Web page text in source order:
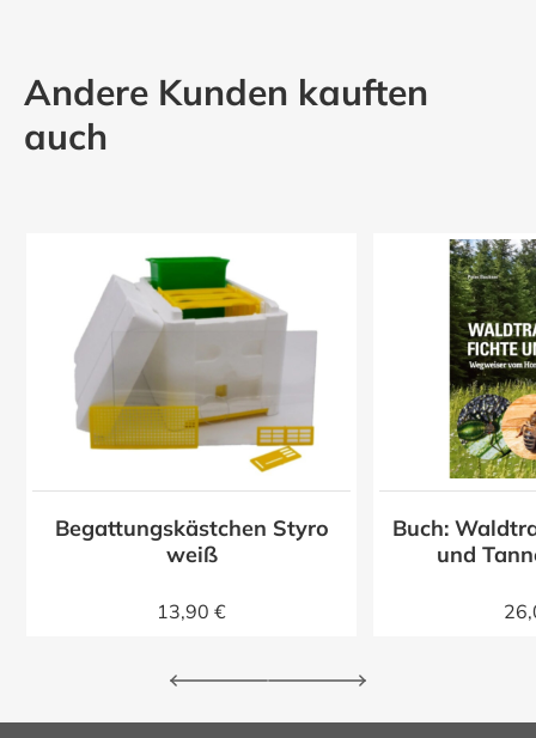
Andere Kunden kauften
auch
Begattungskästchen Styro
weiß
13,90 €
Buch:
und